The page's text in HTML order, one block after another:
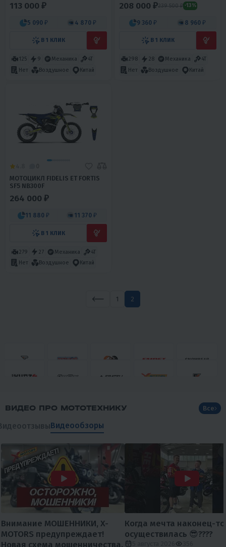
113 000 ₽
5 090 ₽ 4 870 ₽
В 1 КЛИК
125 9 Механика
4T
Нет
Воздушное Китай
208 000 ₽239 500 ₽ -13%
9 360 ₽ 8 960 ₽
В 1 КЛИК
298 28 Механика
4T
Нет
Воздушное Китай
МОТОЦИКЛ FIDELIS ET FORTIS
SF5 NB300F
264 000 ₽
11 880 ₽ 11 370 ₽
В 1 КЛИК
279 27 Механика
4T
Нет
Воздушное Китай
1 2
ВИДЕО ПРО МОТОТЕХНИКУ
Видеообзоры
Все
Внимание МОШЕННИКИ, X-
MOTORS предупреждает!
Когда мечта наконец-то
осуществилась 😎????